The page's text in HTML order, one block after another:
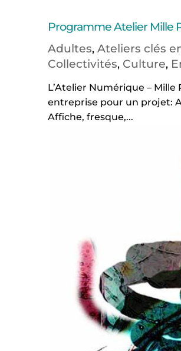
Programme Atelier Mille
Adultes, Ateliers clés
Collectivités, Culture,
L’Atelier Numérique –
entreprise pour un projet:
Affiche, fresque,...